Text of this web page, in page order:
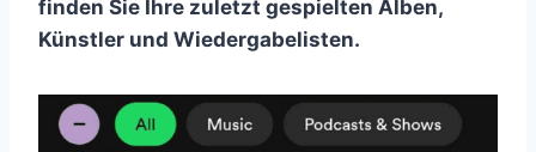
finden Sie Ihre zuletzt gespielten Alben,
Künstler und Wiedergabelisten.